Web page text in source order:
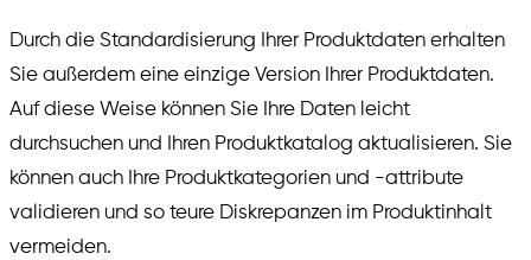
Durch die Standardisierung Ihrer Produktdaten erhalten
Sie außerdem eine einzige Version Ihrer Produktdaten.
Auf diese Weise können Sie Ihre Daten leicht
durchsuchen und Ihren Produktkatalog aktualisieren. Sie
können auch Ihre Produktkategorien und -attribute
validieren und so teure Diskrepanzen im Produktinhalt
vermeiden.